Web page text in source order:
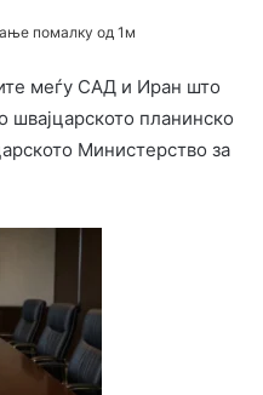
помалку од 1м
меѓу САД и Иран што
швајцарското планинско
Министерство за